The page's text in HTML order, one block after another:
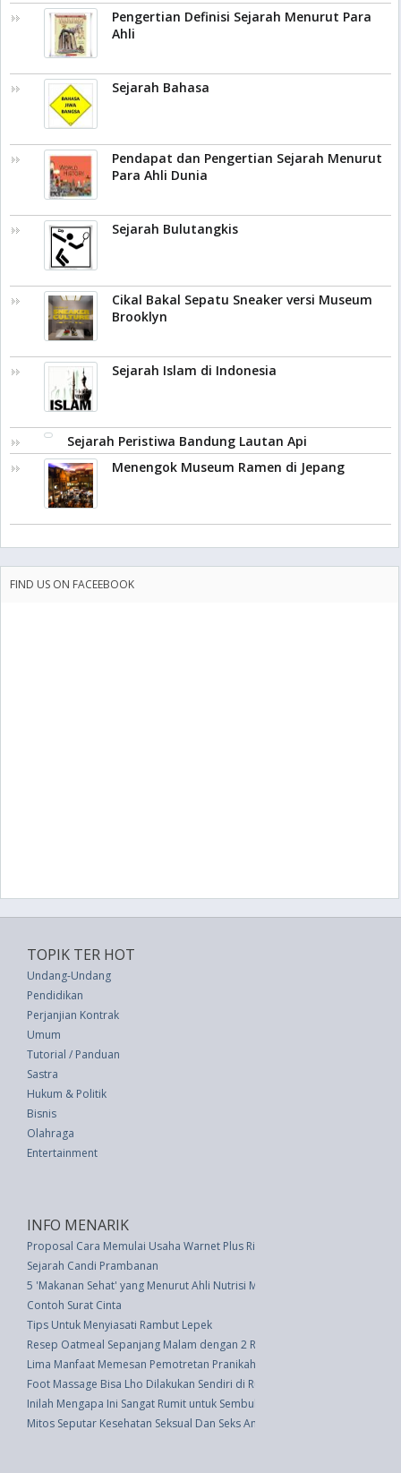
Pengertian Definisi Sejarah Menurut Para
Ahli
Sejarah Bahasa
Pendapat dan Pengertian Sejarah Menurut
Para Ahli Dunia
Sejarah Bulutangkis
Cikal Bakal Sepatu Sneaker versi Museum
Brooklyn
Sejarah Islam di Indonesia
Sejarah Peristiwa Bandung Lautan Api
Menengok Museum Ramen di Jepang
FIND US ON FACEEBOOK
TOPIK TER HOT
Undang-Undang
Pendidikan
Perjanjian Kontrak
Umum
Tutorial / Panduan
Sastra
Hukum & Politik
Bisnis
Olahraga
Entertainment
INFO MENARIK
Proposal Cara Memulai Usaha Warnet Plus Rincian Modal
Sejarah Candi Prambanan
5 'Makanan Sehat' yang Menurut Ahli Nutrisi Membuang Uang
Contoh Surat Cinta
Tips Untuk Menyiasati Rambut Lepek
Resep Oatmeal Sepanjang Malam dengan 2 Resep ala Chef
Lima Manfaat Memesan Pemotretan Pranikah
Foot Massage Bisa Lho Dilakukan Sendiri di Rumah
Inilah Mengapa Ini Sangat Rumit untuk Sembuh dari Gangguan Makan
Mitos Seputar Kesehatan Seksual Dan Seks Aman